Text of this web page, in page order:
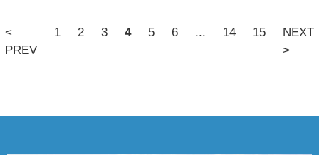
<
PREV
1 2 3 4 5 6 ... 14 15
NEXT
>